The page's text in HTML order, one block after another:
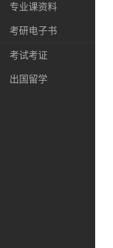
专业课资料
考研电子书
考试考证
出国留学